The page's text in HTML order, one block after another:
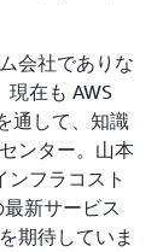
会社でありな
現在も AWS
通して、知識
ンター。山本
ンフラコスト
新サービス
期待していま